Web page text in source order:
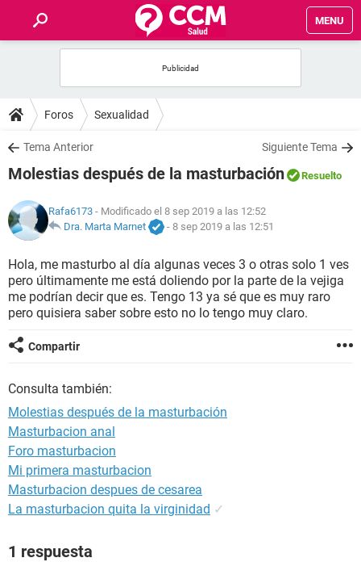
MENU
FOROS
SALUD
NUTRICIÓN
BIENESTAR
SEXUALIDAD
GLOSARIO
Foros Sexualidad
Tema Anterior Siguiente Tema
Molestias después de la masturbación Resuelto
Rafa6173 - Modificado el 8 sep 2019 a las 12:52
Dra. Marta Marnet
- 8 sep 2019 a las 12:51
Hola, me masturbo al día algunas veces 3 o otras solo 1 ves
pero últimamente me está doliendo por la parte de la vejiga
me podrían decir que es. Tengo 13 ya sé que es muy raro
pero quisiera saber sobre esto no lo tengo muy claro.
Compartir
Consulta también:
Molestias después de la masturbación
Masturbacion anal
Foro masturbacion
Mi primera masturbacion
Masturbacion despues de cesarea
La masturbacion quita la virginidad ✓
1 respuesta